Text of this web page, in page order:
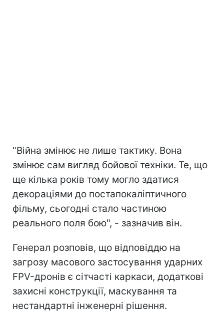
"Війна змінює не лише тактику. Вона
змінює сам вигляд бойової техніки. Те, що
ще кілька років тому могло здатися
декораціями до постапокаліптичного
фільму, сьогодні стало частиною
реального поля бою", - зазначив він.
Генерал розповів, що відповіддю на
загрозу масового застосування ударних
FPV-дронів є сітчасті каркаси, додаткові
захисні конструкції, маскування та
нестандартні інженерні рішення.